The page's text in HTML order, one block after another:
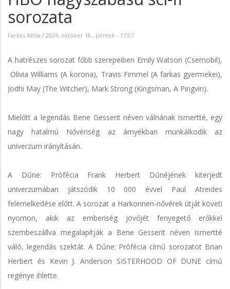
sorozata
Farkas Attila / 2024. október 18., péntek - 17:07
A hatrészes sorozat főbb szerepeiben Emily Watson (Csernobil),
Olivia Williams (A korona), Travis Fimmel (A farkas gyermekei),
Jodhi May (The Witcher), Mark Strong (Kingsman, A Pingvin).
Mielőtt a legendás Bene Gesserit néven válnának ismertté, egy
nagy hatalmú Nővériség az árnyékban munkálkodik az
univerzum irányításán.
A Dűne: Prófécia Frank Herbert Dűnéjének kiterjedt
univerzumában játszódik 10 000 évvel Paul Atreides
felemelkedése előtt. A sorozat a Harkonnen-nővérek útját követi
nyomon, akik az emberiség jövőjét fenyegető erőkkel
szembeszállva megalapítják a Bene Gesserit néven ismertté
váló, legendás szektát. A Dűne: Prófécia című sorozatot Brian
Herbert és Kevin J. Anderson SISTERHOOD OF DUNE című
regénye ihlette.